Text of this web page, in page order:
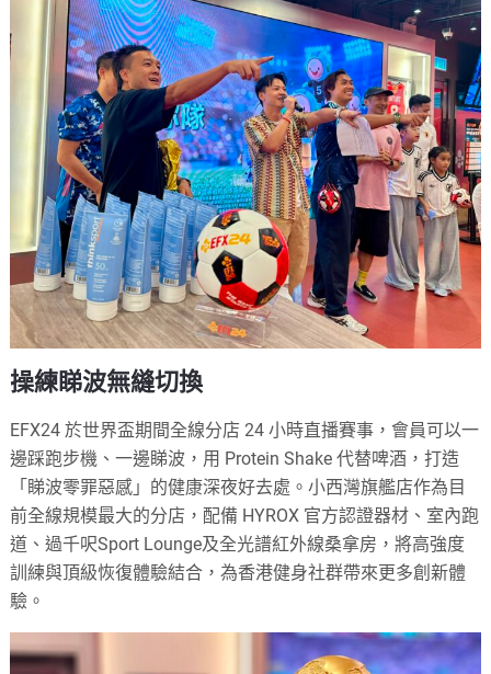
操練睇波無縫切換
EFX24 於世界盃期間全線分店 24 小時直播賽事，會員可以一
邊踩跑步機、一邊睇波，用 Protein Shake 代替啤酒，打造
「睇波零罪惡感」的健康深夜好去處。小西灣旗艦店作為目
前全線規模最大的分店，配備 HYROX 官方認證器材、室內跑
道、過千呎Sport Lounge及全光譜紅外線桑拿房，將高強度
訓練與頂級恢復體驗結合，為香港健身社群帶來更多創新體
驗。